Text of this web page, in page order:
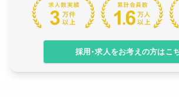
採用・求人をお考えの方はこ